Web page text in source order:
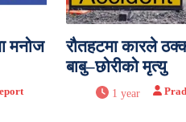
मनोज
रौतहटमा कारले
बाबु–छोरीको मृत्यु
1 year